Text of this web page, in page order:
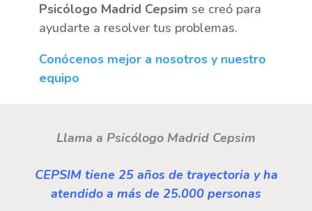
Psicólogo Madrid Cepsim se creó para
ayudarte a resolver tus problemas.
Conócenos mejor a nosotros y nuestro
equipo
Llama a Psicólogo Madrid Cepsim
CEPSIM tiene 25 años de trayectoria y ha
atendido a más de 25.000 personas